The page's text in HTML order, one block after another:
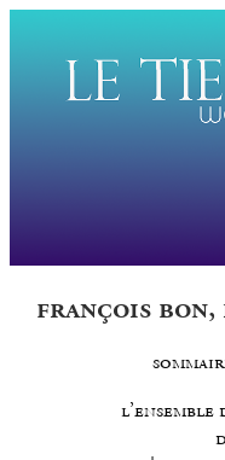
françois
l’ensemble